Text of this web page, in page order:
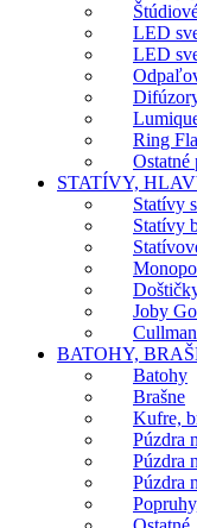
LED
LED
Ring
Ostatné
STATÍVY,
Statívy
Statívy
Joby
BATOHY,
Batohy
Brašne
Kufre,
Púzdra
Púzdra
Púzdra